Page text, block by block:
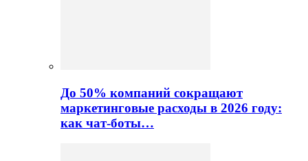
До 50% компаний сокращают
маркетинговые расходы в 2026 году:
как чат-боты…